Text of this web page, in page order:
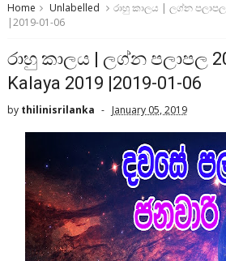
Home Unlabelled
රාහු කාලය | ලග්න පලාපල
|2019-01-06
රාහු කාලය | ලග්න පලාපල
Kalaya 2019 |2019-01-06
by thilinisrilanka January 05, 2019